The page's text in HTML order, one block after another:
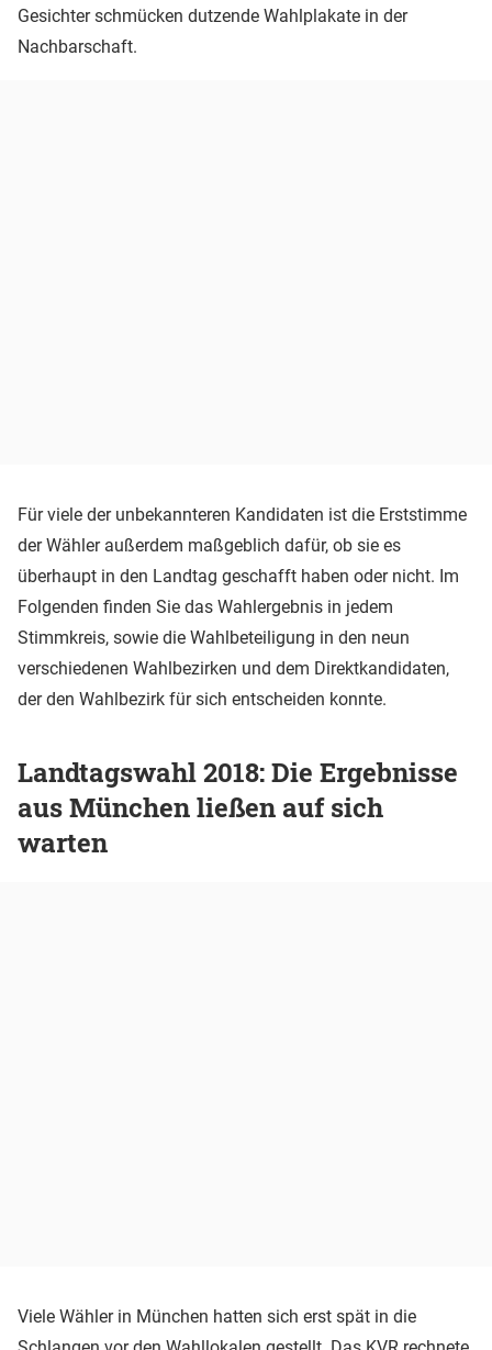
Gesichter schmücken dutzende Wahlplakate in der
Nachbarschaft.
Für viele der unbekannteren Kandidaten ist die Erststimme
der Wähler außerdem maßgeblich dafür, ob sie es
überhaupt in den Landtag geschafft haben oder nicht. Im
Folgenden finden Sie das Wahlergebnis in jedem
Stimmkreis, sowie die Wahlbeteiligung in den neun
verschiedenen Wahlbezirken und dem Direktkandidaten,
der den Wahlbezirk für sich entscheiden konnte.
Landtagswahl 2018: Die Ergebnisse
aus München ließen auf sich
warten
Viele Wähler in München hatten sich erst spät in die